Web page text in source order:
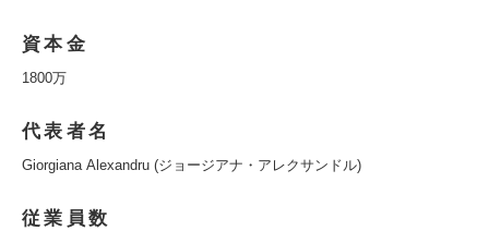
資本金
1800万
代表者名
Giorgiana Alexandru (ジョージアナ・アレクサンドル)
従業員数